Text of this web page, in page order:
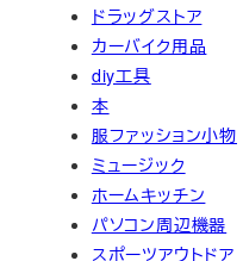
ドラッグストア
カーバイク用品
diy工具
本
服ファッション小物
ミュージック
ホームキッチン
パソコン周辺機器
スポーツアウトドア